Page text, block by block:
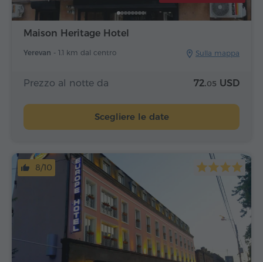
Maison Heritage Hotel
Yerevan - 1.1 km dal centro Sulla mappa
Prezzo al notte da 72.05 USD
Scegliere le date
8/10